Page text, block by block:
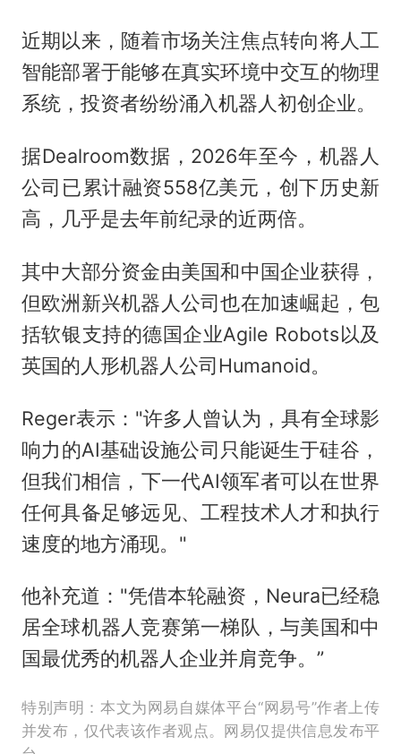
近期以来，随着市场关注焦点转向将人工
智能部署于能够在真实环境中交互的物理
系统，投资者纷纷涌入机器人初创企业。
据Dealroom数据，2026年至今，机器人
公司已累计融资558亿美元，创下历史新
高，几乎是去年前纪录的近两倍。
其中大部分资金由美国和中国企业获得，
但欧洲新兴机器人公司也在加速崛起，包
括软银支持的德国企业Agile Robots以及
英国的人形机器人公司Humanoid。
Reger表示："许多人曾认为，具有全球影
响力的AI基础设施公司只能诞生于硅谷，
但我们相信，下一代AI领军者可以在世界
任何具备足够远见、工程技术人才和执行
速度的地方涌现。"
他补充道："凭借本轮融资，Neura已经稳
居全球机器人竞赛第一梯队，与美国和中
国最优秀的机器人企业并肩竞争。”
特别声明：本文为网易自媒体平台“网易号”作者上传
并发布，仅代表该作者观点。网易仅提供信息发布平